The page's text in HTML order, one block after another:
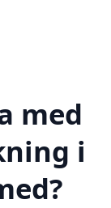
med
i